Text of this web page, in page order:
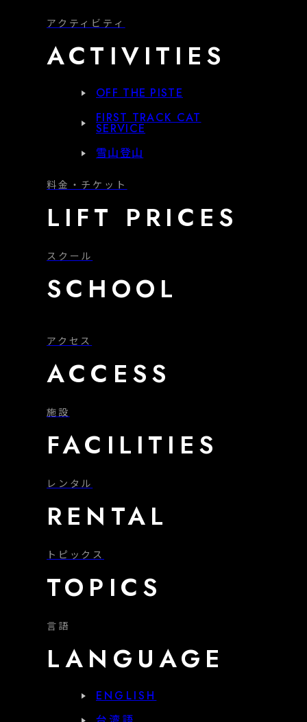
アクティビティ
ACTIVITIES
OFF THE PISTE
FIRST TRACK CAT
SERVICE
雪山登山
料金・チケット
LIFT PRICES
スクール
SCHOOL
アクセス
ACCESS
施設
FACILITIES
レンタル
RENTAL
トピックス
TOPICS
言語
LANGUAGE
ENGLISH